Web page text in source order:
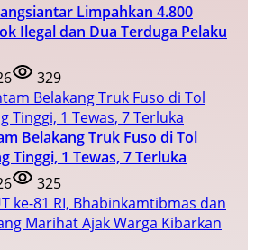
Limpahkan 4.800
Ilegal dan Dua Terduga Pelaku
329
Belakang Truk Fuso di Tol
Tinggi, 1 Tewas, 7 Terluka
325